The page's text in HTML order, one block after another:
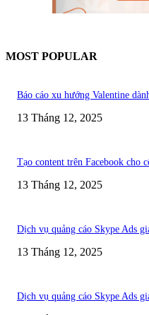
MOST POPULAR
Báo cáo xu hướng Valentine
13 Tháng 12, 2025
Tạo content trên Facebook cho
13 Tháng 12, 2025
Dịch vụ quảng cáo Skype Ads
13 Tháng 12, 2025
Dịch vụ quảng cáo Skype Ads